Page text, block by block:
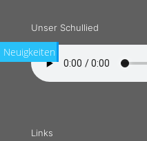
Unser Schullied
Links
Neuigkeiten